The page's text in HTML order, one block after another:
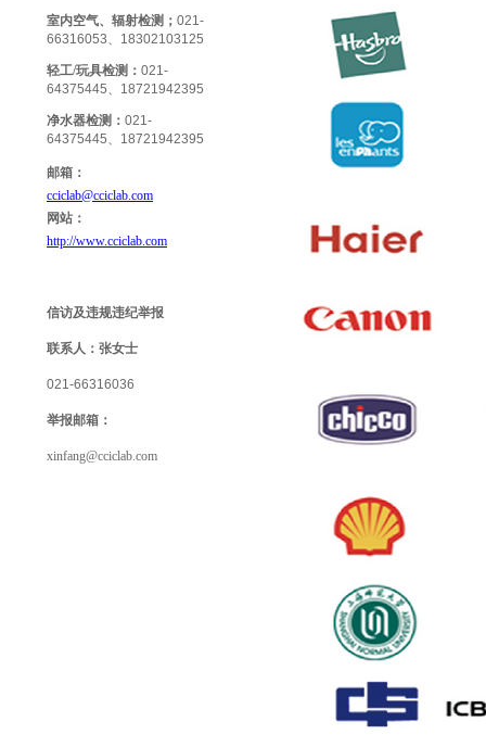
室内空气、辐射检测； 021-
66316053、18302103125
轻工/玩具检测 ： 021-
64375445、18721942395
净水器检测： 021-
64375445、18721942395
邮箱：
cciclab@cciclab.com
网站：
http://www.cciclab.com
信访及违规违纪举报
联系人： 张女士
021-66316036
举报邮箱：
xinfang@cciclab.com